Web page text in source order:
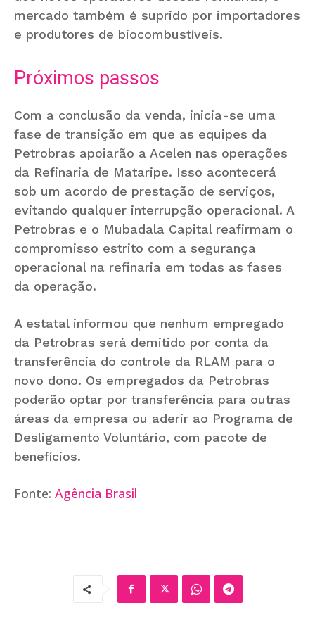
mercado também é suprido por importadores
e produtores de biocombustíveis.
Próximos passos
Com a conclusão da venda, inicia-se uma
fase de transição em que as equipes da
Petrobras apoiarão a Acelen nas operações
da Refinaria de Mataripe. Isso acontecerá
sob um acordo de prestação de serviços,
evitando qualquer interrupção operacional. A
Petrobras e o Mubadala Capital reafirmam o
compromisso estrito com a segurança
operacional na refinaria em todas as fases
da operação.
A estatal informou que nenhum empregado
da Petrobras será demitido por conta da
transferência do controle da RLAM para o
novo dono. Os empregados da Petrobras
poderão optar por transferência para outras
áreas da empresa ou aderir ao Programa de
Desligamento Voluntário, com pacote de
benefícios.
Fonte: Agência Brasil